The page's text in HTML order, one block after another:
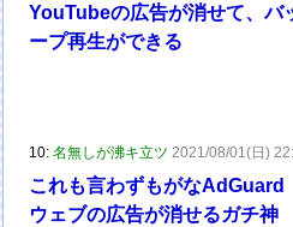
YouTubeの広告が消せて、バ
ープ再生ができる
10:名無しが沸キ立ツ 2021/08/01(日)
これも言わずもがなAdGuard
ウェブの広告が消せるガチ神